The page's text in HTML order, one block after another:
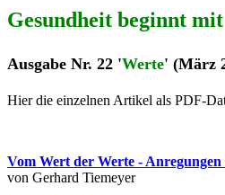
Gesundheit beginnt
Ausgabe Nr. 22 'Werte' (März
Hier die einzelnen Artikel als PDF-
Vom Wert der Werte - Anregungen
von Gerhard Tiemeyer